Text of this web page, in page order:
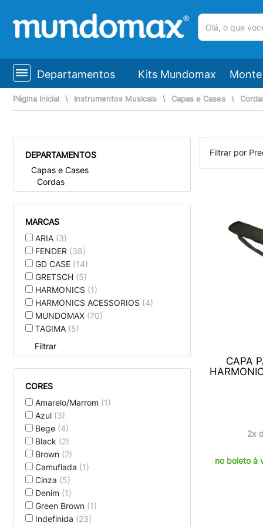
Departamentos Kits Mundomax
Página Inicial \ Instrumentos Musicais \ Capas e Cases \
DEPARTAMENTOS
Capas e Cases
Cordas
MARCAS
ARIA (3)
FENDER (38)
GD CASE (14)
GRETSCH (5)
HARMONICS (1)
HARMONICS ACESSORIOS (4)
MUNDOMAX (70)
TAGIMA (5)
Filtrar
CORES
Amarelo/Marrom (1)
Azul (3)
Bege (4)
Black (2)
Brown (2)
Camuflada (1)
Cinza (5)
Denim (1)
Green Brown (1)
Indefinida (23)
Filtrar por
CAPA
2x
no boleto à